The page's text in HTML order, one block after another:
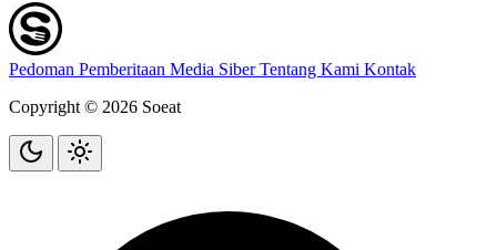
Pedoman Pemberitaan Media SiberTentang Kami Kontak
Copyright © 2026 Soeat